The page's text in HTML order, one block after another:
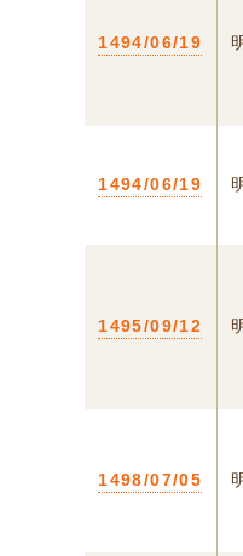
1494/06/19
1494/06/19
1495/09/12
1498/07/05